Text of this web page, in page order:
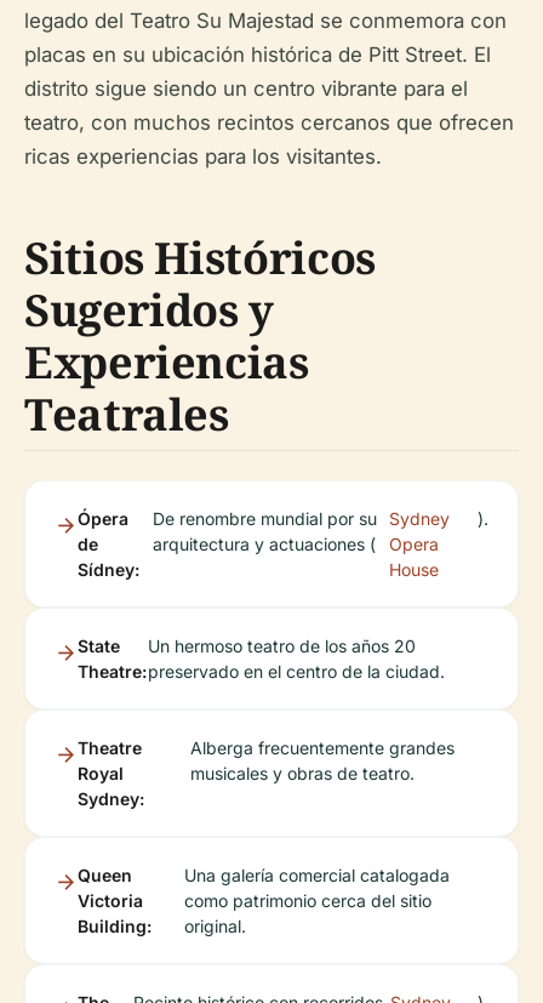
legado del Teatro Su Majestad se conmemora con
placas en su ubicación histórica de Pitt Street. El
distrito sigue siendo un centro vibrante para el
teatro, con muchos recintos cercanos que ofrecen
ricas experiencias para los visitantes.
Sitios Históricos
Sugeridos y
Experiencias
Teatrales
Ópera
de
Sídney:
De renombre mundial por su
arquitectura y actuaciones (
Sydney
Opera
House
).
State
Theatre:
Un hermoso teatro de los años 20
preservado en el centro de la ciudad.
Theatre
Royal
Sydney:
Alberga frecuentemente grandes
musicales y obras de teatro.
Queen
Victoria
Building:
Una galería comercial catalogada
como patrimonio cerca del sitio
original.